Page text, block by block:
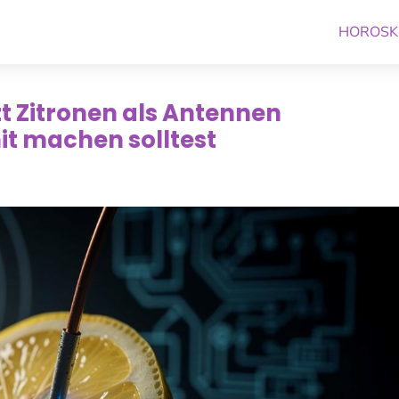
Zitronen als Antennen
machen solltest